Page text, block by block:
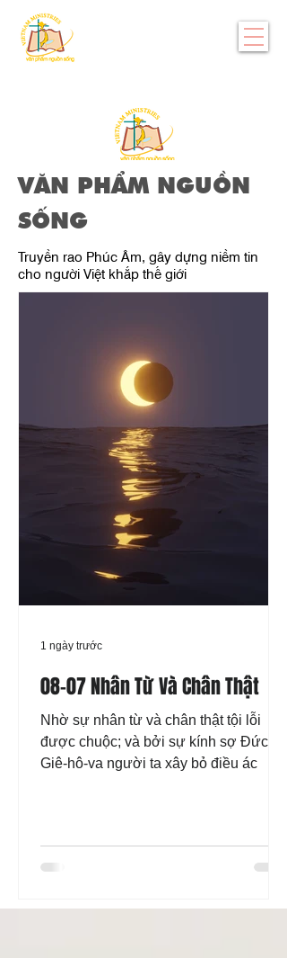
VĂN PHẨM NGUỒN
SỐNG
Truyền rao Phúc Âm, gây dựng niềm tin
cho người Việt khắp thế giới
08-07 Nhân Từ Và Chân Thật
Nhờ sự nhân từ và chân thật tội lỗi
được chuộc; và bởi sự kính sợ Đức
Giê-hô-va người ta xây bỏ điều ác
1 ngày trước